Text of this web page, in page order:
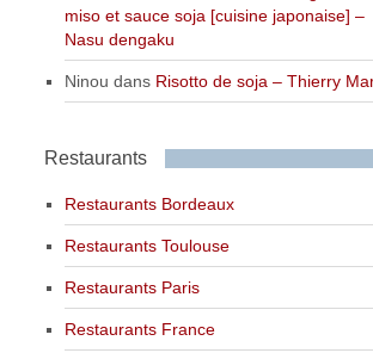
miso et sauce soja [cuisine japonaise] –
Nasu dengaku
Ninou dans Risotto de soja – Thierry
Restaurants
Restaurants Bordeaux
Restaurants Toulouse
Restaurants Paris
Restaurants France